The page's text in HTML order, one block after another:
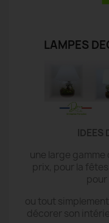
LAMPES
IDEES
une large
prix, pour la
pour
ou tout
décorer son